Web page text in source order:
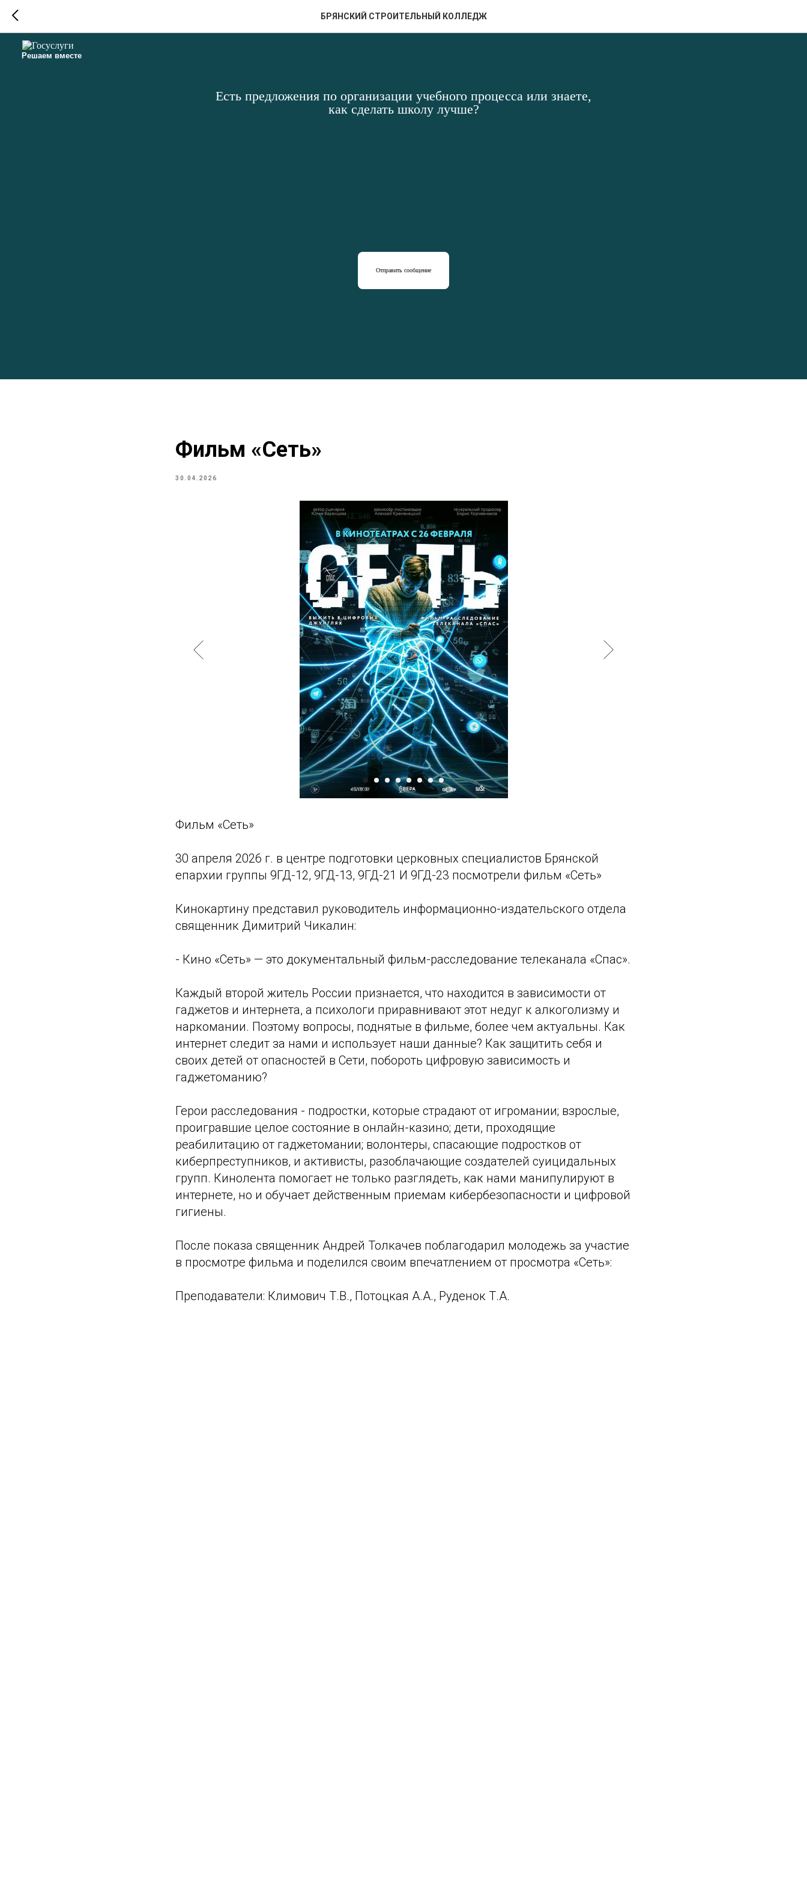
Решаем вместе
Есть предложения по организации учебного процесса или знаете,
как сделать школу лучше?
Отправить сообщение
БРЯНСКИЙ СТРОИТЕЛЬНЫЙ КОЛЛЕДЖ
Фильм «Сеть»
30.04.2026
Фильм «Сеть»
30 апреля 2026 г. в центре подготовки церковных специалистов Брянской
епархии группы 9ГД-12, 9ГД-13, 9ГД-21 И 9ГД-23 посмотрели фильм «Сеть»
Кинокартину представил руководитель информационно-издательского отдела
священник Димитрий Чикалин:
- Кино «Сеть» — это документальный фильм-расследование телеканала «Спас».
Каждый второй житель России признается, что находится в зависимости от
гаджетов и интернета, а психологи приравнивают этот недуг к алкоголизму и
наркомании. Поэтому вопросы, поднятые в фильме, более чем актуальны. Как
интернет следит за нами и использует наши данные? Как защитить себя и
своих детей от опасностей в Сети, побороть цифровую зависимость и
гаджетоманию?
Герои расследования - подростки, которые страдают от игромании; взрослые,
проигравшие целое состояние в онлайн-казино; дети, проходящие
реабилитацию от гаджетомании; волонтеры, спасающие подростков от
киберпреступников, и активисты, разоблачающие создателей суицидальных
групп. Кинолента помогает не только разглядеть, как нами манипулируют в
интернете, но и обучает действенным приемам кибербезопасности и цифровой
гигиены.
После показа священник Андрей Толкачев поблагодарил молодежь за участие
в просмотре фильма и поделился своим впечатлением от просмотра «Сеть»:
Преподаватели: Климович Т.В., Потоцкая А.А., Руденок Т.А.